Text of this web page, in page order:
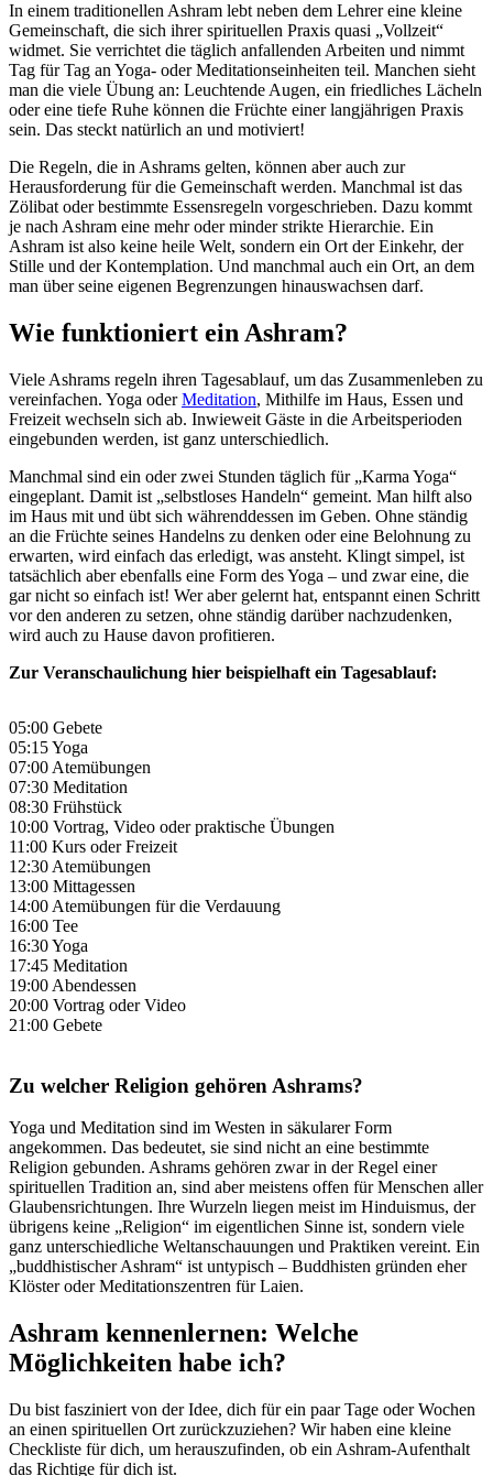
In einem traditionellen Ashram lebt neben dem Lehrer eine kleine
Gemeinschaft, die sich ihrer spirituellen Praxis quasi „Vollzeit“
widmet. Sie verrichtet die täglich anfallenden Arbeiten und nimmt
Tag für Tag an Yoga- oder Meditationseinheiten teil. Manchen sieht
man die viele Übung an: Leuchtende Augen, ein friedliches Lächeln
oder eine tiefe Ruhe können die Früchte einer langjährigen Praxis
sein. Das steckt natürlich an und motiviert!
Die Regeln, die in Ashrams gelten, können aber auch zur
Herausforderung für die Gemeinschaft werden. Manchmal ist das
Zölibat oder bestimmte Essensregeln vorgeschrieben. Dazu kommt
je nach Ashram eine mehr oder minder strikte Hierarchie. Ein
Ashram ist also keine heile Welt, sondern ein Ort der Einkehr, der
Stille und der Kontemplation. Und manchmal auch ein Ort, an dem
man über seine eigenen Begrenzungen hinauswachsen darf.
Wie funktioniert ein Ashram?
Viele Ashrams regeln ihren Tagesablauf, um das Zusammenleben zu
vereinfachen. Yoga oderMeditation, Mithilfe im Haus, Essen und
Freizeit wechseln sich ab. Inwieweit Gäste in die Arbeitsperioden
eingebunden werden, ist ganz unterschiedlich.
Manchmal sind ein oder zwei Stunden täglich für „Karma Yoga“
eingeplant. Damit ist „selbstloses Handeln“ gemeint. Man hilft also
im Haus mit und übt sich währenddessen im Geben. Ohne ständig
an die Früchte seines Handelns zu denken oder eine Belohnung zu
erwarten, wird einfach das erledigt, was ansteht. Klingt simpel, ist
tatsächlich aber ebenfalls eine Form des Yoga – und zwar eine, die
gar nicht so einfach ist! Wer aber gelernt hat, entspannt einen Schritt
vor den anderen zu setzen, ohne ständig darüber nachzudenken,
wird auch zu Hause davon profitieren.
Zur Veranschaulichung hier beispielhaft ein Tagesablauf:
05:00 Gebete
05:15 Yoga
07:00 Atemübungen
07:30 Meditation
08:30 Frühstück
10:00 Vortrag, Video oder praktische Übungen
11:00 Kurs oder Freizeit
12:30 Atemübungen
13:00 Mittagessen
14:00 Atemübungen für die Verdauung
16:00 Tee
16:30 Yoga
17:45 Meditation
19:00 Abendessen
20:00 Vortrag oder Video
21:00 Gebete
Zu welcher Religion gehören Ashrams?
Yoga und Meditation sind im Westen in säkularer Form
angekommen. Das bedeutet, sie sind nicht an eine bestimmte
Religion gebunden. Ashrams gehören zwar in der Regel einer
spirituellen Tradition an, sind aber meistens offen für Menschen aller
Glaubensrichtungen. Ihre Wurzeln liegen meist im Hinduismus, der
übrigens keine „Religion“ im eigentlichen Sinne ist, sondern viele
ganz unterschiedliche Weltanschauungen und Praktiken vereint. Ein
„buddhistischer Ashram“ ist untypisch – Buddhisten gründen eher
Klöster oder Meditationszentren für Laien.
Ashram kennenlernen: Welche
Möglichkeiten habe ich?
Du bist fasziniert von der Idee, dich für ein paar Tage oder Wochen
an einen spirituellen Ort zurückzuziehen? Wir haben eine kleine
Checkliste für dich, um herauszufinden, ob ein Ashram-Aufenthalt
das Richtige für dich ist.